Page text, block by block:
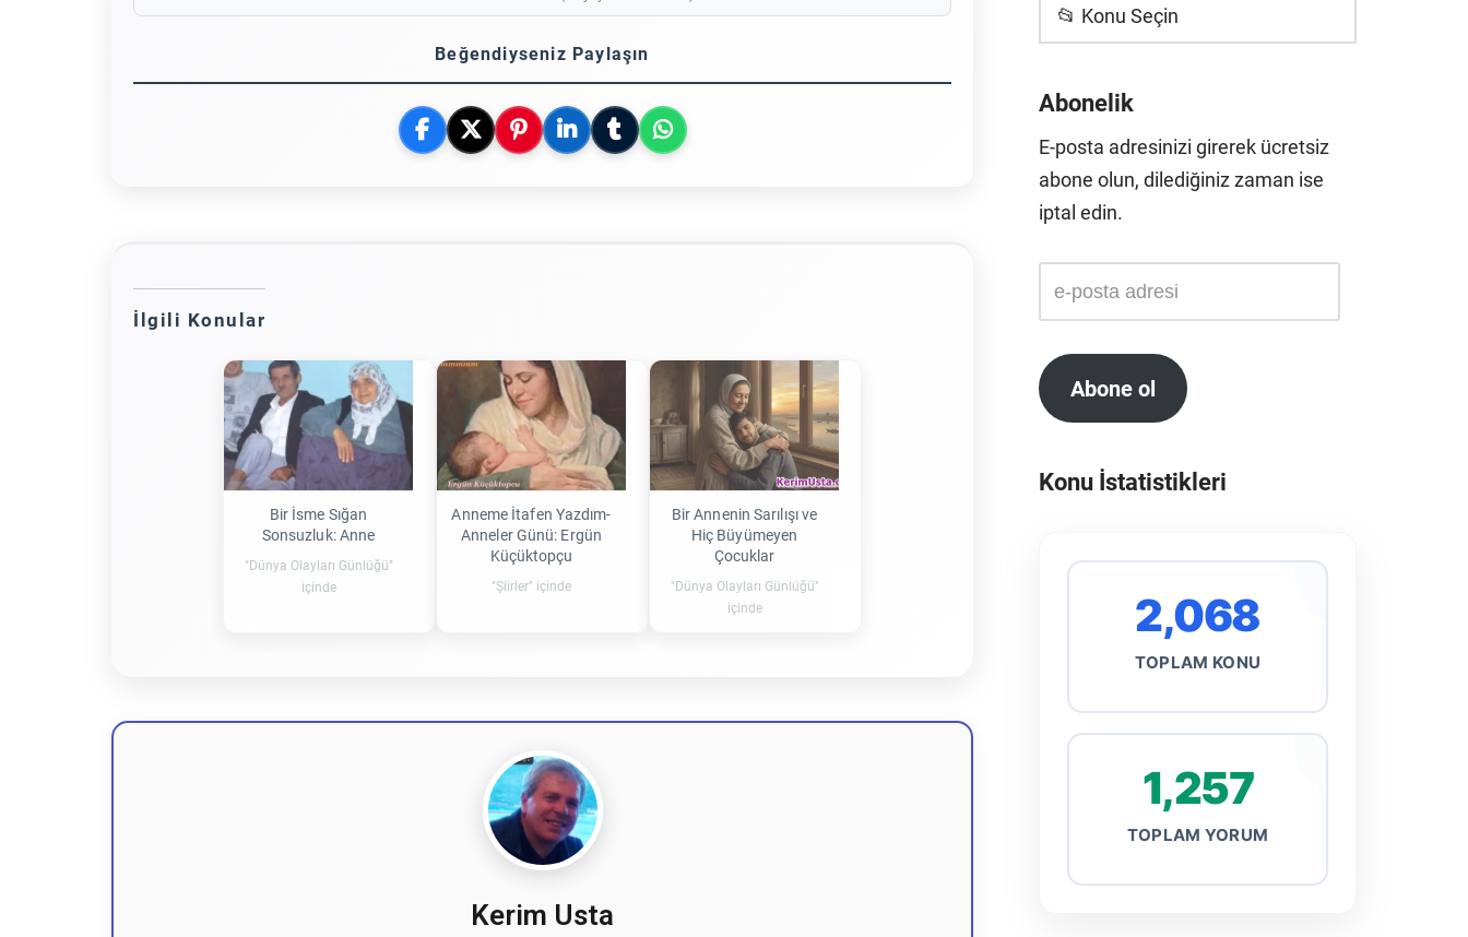
Beğendiyseniz Paylaşın
İlgili Konular
Bir İsme Sığan
Sonsuzluk: Anne
"Dünya Olayları Günlüğü"
içinde
Anneme İtafen Yazdım-
Anneler Günü: Ergün
Küçüktopçu
"Şiirler" içinde
Bir Annenin Sarılışı ve
Hiç Büyümeyen
Çocuklar
"Dünya Olayları Günlüğü"
içinde
Kerim Usta
📂 Konu Seçin
Abonelik
E-posta adresinizi girerek ücretsiz
abone olun, dilediğiniz zaman ise
iptal edin.
Abone ol
Konu İstatistikleri
2,068
TOPLAM KONU
1,257
TOPLAM YORUM